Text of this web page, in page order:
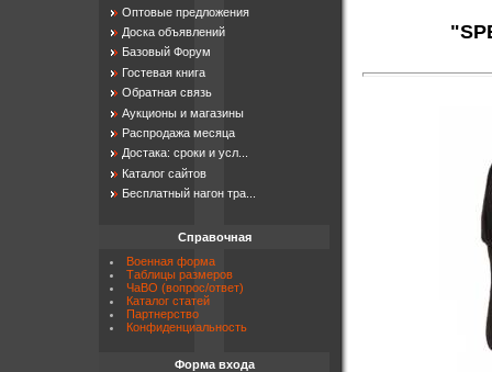
Оптовые предложения
Доска объявлений
Базовый Форум
Гостевая книга
Обратная связь
Аукционы и магазины
Распродажа месяца
Достака: сроки и усл...
Каталог сайтов
Бесплатный нагон тра...
Справочная
Военная форма
Таблицы размеров
ЧаВО (вопрос/ответ)
Каталог статей
Партнерство
Конфиденциальность
Форма входа